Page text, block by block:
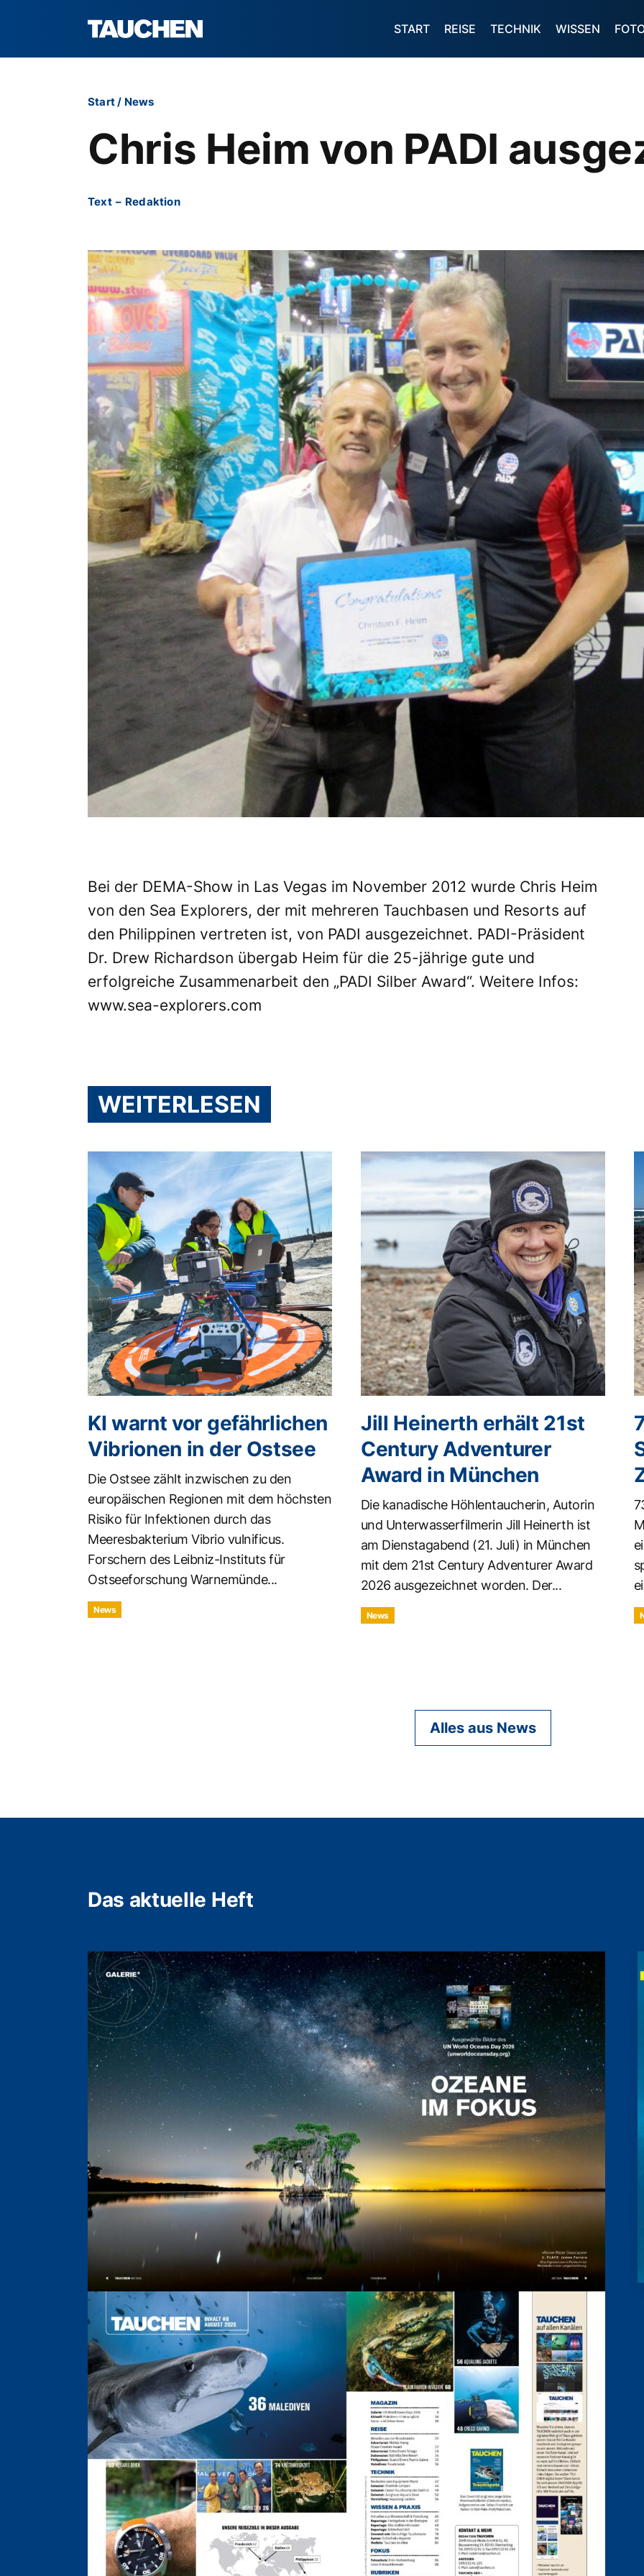
START REISE TECHNIK WISSEN
Start/ News
Chris Heim von PADI
Text – Redaktion
Bei der DEMA-Show in Las Vegas im November 2012 wurde Chris Heim
von den Sea Explorers, der mit mehreren Tauchbasen und Resorts auf
den Philippinen vertreten ist, von PADI ausgezeichnet. PADI-Präsident
Dr. Drew Richardson übergab Heim für die 25-jährige gute und
erfolgreiche Zusammenarbeit den „PADI Silber Award“. Weitere Infos:
www.sea-explorers.com
WEITERLESEN
KI warnt vor gefährlichen
Vibrionen in der Ostsee
Die Ostsee zählt inzwischen zu den
europäischen Regionen mit dem höchsten
Risiko für Infektionen durch das
Meeresbakterium Vibrio vulnificus.
Forschern des Leibniz-Instituts für
Ostseeforschung Warnemünde...
News
Jill Heinerth erhält 21st
Century Adventurer
Award in München
Die kanadische Höhlentaucherin, Autorin
und Unterwasserfilmerin Jill Heinerth ist
am Dienstagabend (21. Juli) in München
mit dem 21st Century Adventurer Award
2026 ausgezeichnet worden. Der...
News
Alles aus News
Das aktuelle Heft